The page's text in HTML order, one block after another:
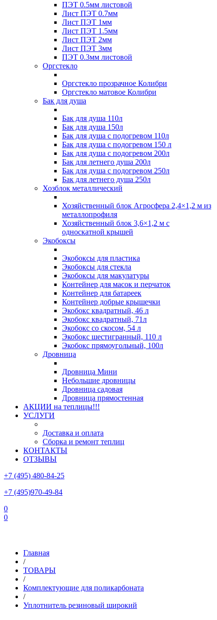
ПЭТ 0.5мм листовой
Лист ПЭТ 0.7мм
Лист ПЭТ 1мм
Лист ПЭТ 1.5мм
Лист ПЭТ 2мм
Лист ПЭТ 3мм
ПЭТ 0.3мм листовой
Оргстекло
Оргстекло прозрачное Колибри
Оргстекло матовое Колибри
Бак для душа
Бак для душа 110л
Бак для душа 150л
Бак для душа с подогревом 110л
Бак для душа с подогревом 150 л
Бак для душа с подогревом 200л
Бак для летнего душа 200л
Бак для душа с подогревом 250л
Бак для летнего душа 250л
Хозблок металлический
Хозяйственный блок Агросфера 2,4×1,2 м из
металлопрофиля
Хозяйственный блок 3,6×1,2 м с
односкатной крышей
Экобоксы
Экобоксы для пластика
Экобоксы для стекла
Экобоксы для макулатуры
Контейнер для масок и перчаток
Контейнер для батареек
Контейнер добрые крышечки
Экобокс квадратный, 46 л
Экобокс квадратный, 71л
Экобокс со скосом, 54 л
Экобокс шестигранный, 110 л
Экобокс прямоугольный, 100л
Дровница
Дровница Мини
Небольшие дровницы
Дровница садовая
Дровница прямостенная
АКЦИИ на теплицы!!!
УСЛУГИ
Доставка и оплата
Сборка и ремонт теплиц
КОНТАКТЫ
ОТЗЫВЫ
+7 (495) 480-84-25
+7 (495)970-49-84
0
0
Главная
/
ТОВАРЫ
/
Комплектующие для поликарбоната
/
Уплотнитель резиновый широкий